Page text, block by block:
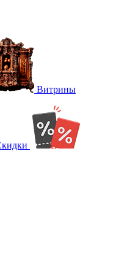
Витрины